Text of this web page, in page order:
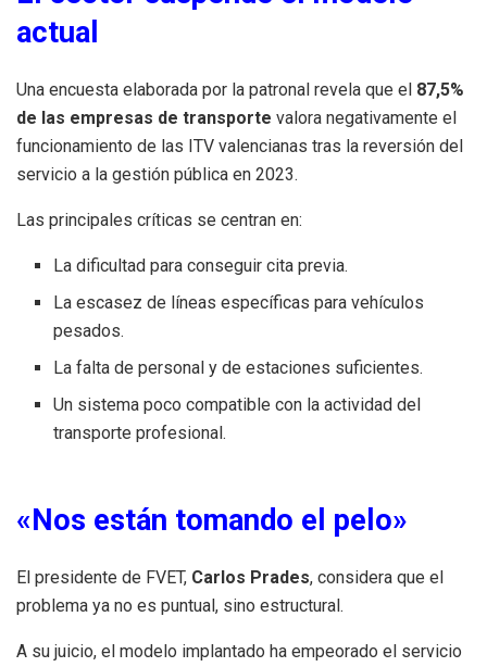
actual
Una encuesta elaborada por la patronal revela que el 87,5%
de las empresas de transporte valora negativamente el
funcionamiento de las ITV valencianas tras la reversión del
servicio a la gestión pública en 2023.
Las principales críticas se centran en:
La dificultad para conseguir cita previa.
La escasez de líneas específicas para vehículos
pesados.
La falta de personal y de estaciones suficientes.
Un sistema poco compatible con la actividad del
transporte profesional.
«Nos están tomando el pelo»
El presidente de FVET, Carlos Prades, considera que el
problema ya no es puntual, sino estructural.
A su juicio, el modelo implantado ha empeorado el servicio